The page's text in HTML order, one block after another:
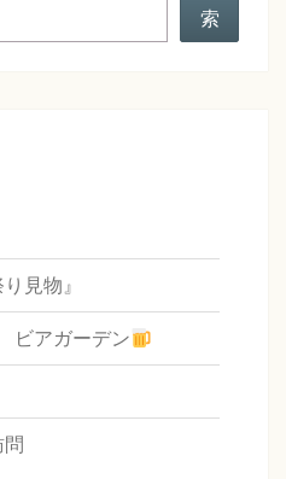
索
見物』
ビアガーデン